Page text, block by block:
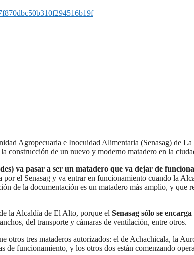
Agropecuaria e Inocuidad Alimentaria (Senasag) de
construcción de un nuevo y moderno matadero en la
va pasar a ser un matadero que va dejar de
por el Senasag y va entrar en funcionamiento cuando la
de la documentación es un matadero más amplio, y que
la Alcaldía de El Alto, porque el Senasag sólo se
del transporte y cámaras de ventilación, entre otros.
otros tres mataderos autorizados: el de Achachicala, la
de funcionamiento, y los otros dos están comenzando